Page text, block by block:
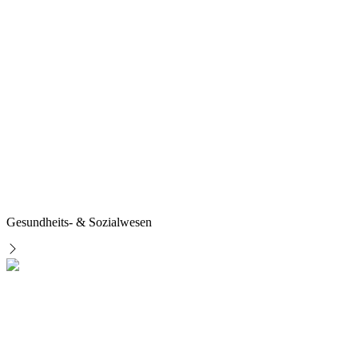
Gesundheits- & Sozialwesen